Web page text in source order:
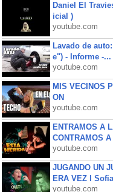
Daniel El
icial )
youtube.com
Lavado de
e") - Informe -...
youtube.com
MIS VECINOS
ON
youtube.com
ENTRAMOS A
CONTRAMOS
youtube.com
JUGANDO UN
ERA VEZ l
youtube.com